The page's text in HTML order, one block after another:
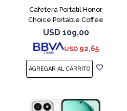
Cafetera Portatil Honor
Choice Portable Coffee
Machine White
USD 109,00
USD 92,65